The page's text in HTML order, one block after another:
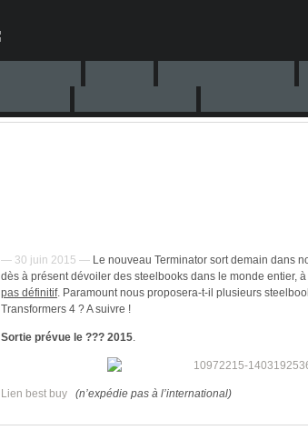
— 30 juin 2015 — Le nouveau Terminator sort demain dans
dès à présent dévoiler des steelbooks dans le monde entier,
pas définitif. Paramount nous proposera-t-il plusieurs
Transformers 4 ? A suivre !
Sortie prévue le ??? 2015.
Lien best buy (n’expédie pas à l’international)